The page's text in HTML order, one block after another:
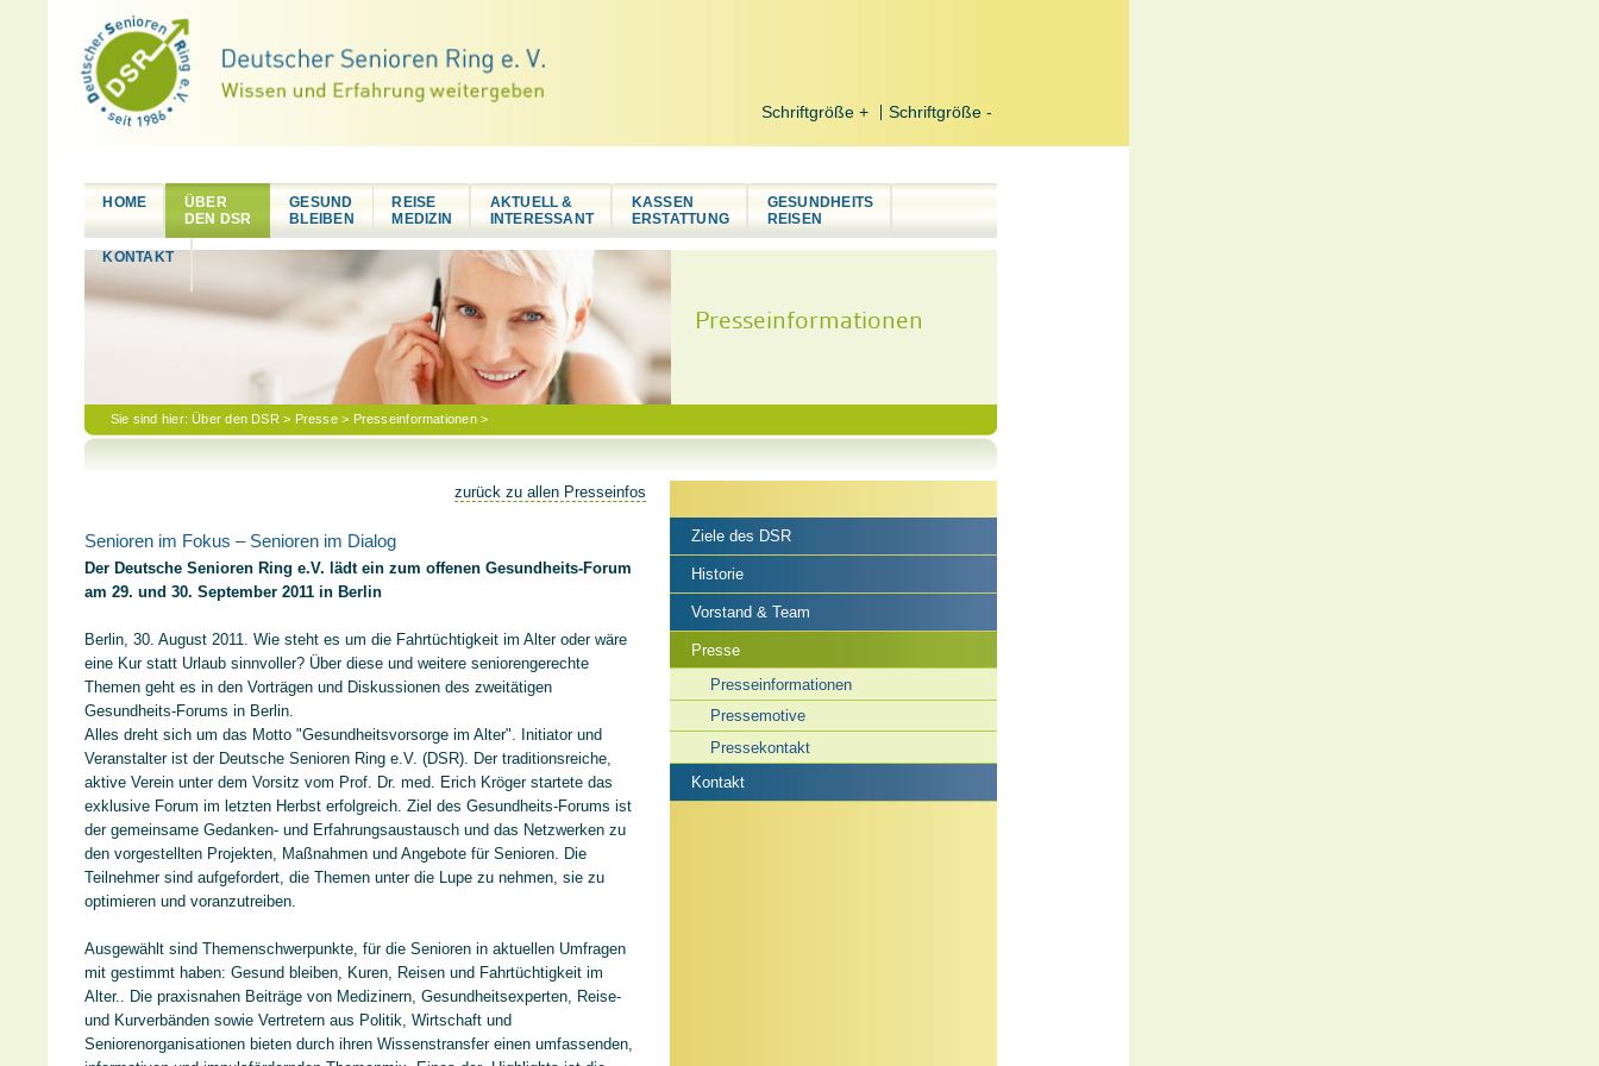
Schriftgröße + Schriftgröße -
HOME
ÜBER
DEN DSR
GESUND
BLEIBEN
REISE
MEDIZIN
AKTUELL &
INTERESSANT
KASSEN
ERSTATTUNG
GESUNDHEITS
REISEN
KONTAKT
Presseinformationen
Sie sind hier:Über den DSR > Presse> Presseinformationen>
zurück zu allen Presseinfos
Senioren im Fokus – Senioren im Dialog
Der Deutsche Senioren Ring e.V. lädt ein zum offenen Gesundheits-Forum
am 29. und 30. September 2011 in Berlin
Berlin, 30. August 2011. Wie steht es um die Fahrtüchtigkeit im Alter oder wäre
eine Kur statt Urlaub sinnvoller? Über diese und weitere seniorengerechte
Themen geht es in den Vorträgen und Diskussionen des zweitätigen
Gesundheits-Forums in Berlin.
Alles dreht sich um das Motto "Gesundheitsvorsorge im Alter". Initiator und
Veranstalter ist der Deutsche Senioren Ring e.V. (DSR). Der traditionsreiche,
aktive Verein unter dem Vorsitz vom Prof. Dr. med. Erich Kröger startete das
exklusive Forum im letzten Herbst erfolgreich. Ziel des Gesundheits-Forums ist
der gemeinsame Gedanken- und Erfahrungsaustausch und das Netzwerken zu
den vorgestellten Projekten, Maßnahmen und Angebote für Senioren. Die
Teilnehmer sind aufgefordert, die Themen unter die Lupe zu nehmen, sie zu
optimieren und voranzutreiben.
Ausgewählt sind Themenschwerpunkte, für die Senioren in aktuellen Umfragen
mit gestimmt haben: Gesund bleiben, Kuren, Reisen und Fahrtüchtigkeit im
Alter.. Die praxisnahen Beiträge von Medizinern, Gesundheitsexperten, Reise-
und Kurverbänden sowie Vertretern aus Politik, Wirtschaft und
Seniorenorganisationen bieten durch ihren Wissenstransfer einen umfassenden,
Ziele des DSR
Historie
Vorstand & Team
Presse
Presseinformationen
Pressemotive
Pressekontakt
Kontakt